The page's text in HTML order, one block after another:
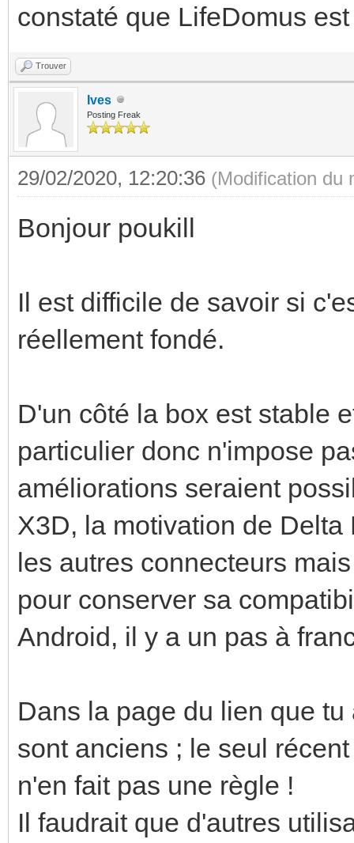
constaté que LifeDomus
Trouver
Ives
Posting Freak
29/02/2020, 12:20:36 (Modification du
Bonjour poukill
Il est difficile de savoir si
réellement fondé.
D'un côté la box est stable
particulier donc n'impose
améliorations seraient
X3D, la motivation de
les autres connecteurs
pour conserver sa
Android, il y a un pas à
Dans la page du lien que
sont anciens ; le seul
n'en fait pas une règle !
Il faudrait que d'autres